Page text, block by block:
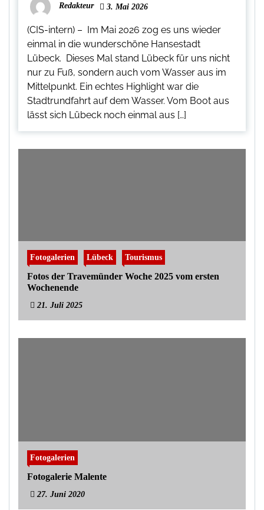
Redakteur 3. Mai 2026
(CIS-intern) – Im Mai 2026 zog es uns wieder
einmal in die wunderschöne Hansestadt
Lübeck. Dieses Mal stand Lübeck für uns nicht
nur zu Fuß, sondern auch vom Wasser aus im
Mittelpunkt. Ein echtes Highlight war die
Stadtrundfahrt auf dem Wasser. Vom Boot aus
lässt sich Lübeck noch einmal aus […]
Fotogalerien Lübeck Tourismus
Fotos der Travemünder Woche 2025 vom ersten
Wochenende
21. Juli 2025
Fotogalerien
Fotogalerie Malente
27. Juni 2020